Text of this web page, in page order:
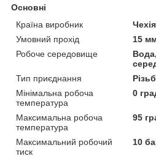
Основні
Країна виробник
Чехія
Умовний прохід
15
Робоче середовище
Тип приєднання
Мінімальна робоча
температура
0
Максимальна робоча
температура
95
Максимальний робочий
тиск
10